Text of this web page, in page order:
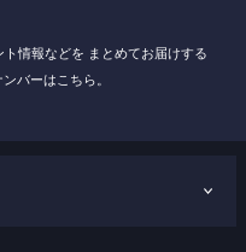
ト情報などを まとめてお届けする
バーはこちら。